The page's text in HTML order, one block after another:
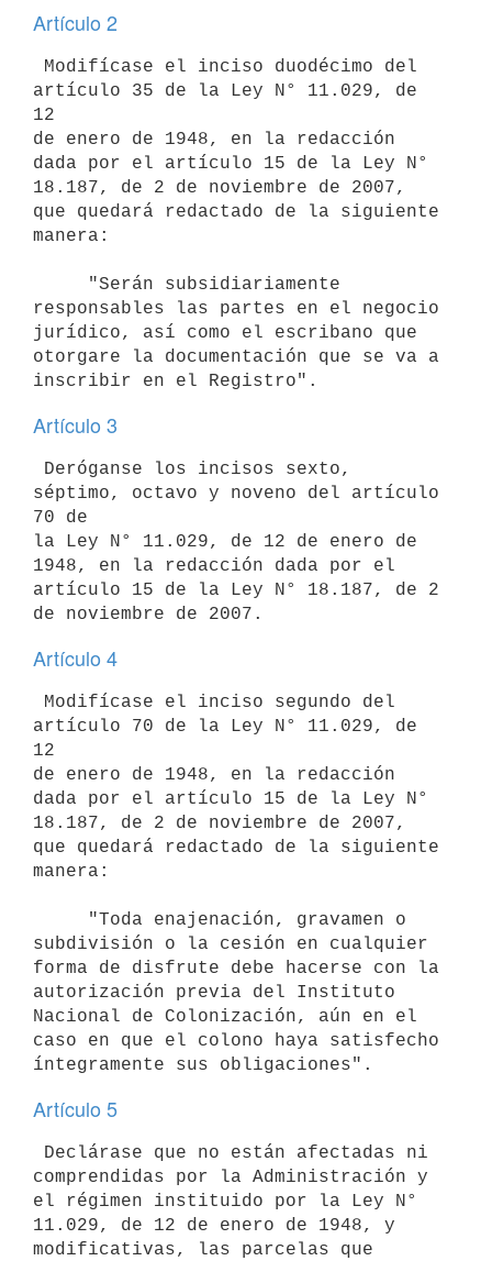
Artículo 2
artículo 35 de la Ley N° 11.029, de
12
de enero de 1948, en la redacción
dada por el artículo 15 de la Ley N°
18.187, de 2 de noviembre de 2007,
que quedará redactado de la siguiente
manera:
responsables las partes en el negocio
jurídico, así como el escribano que
otorgare la documentación que se va a
Artículo 3
séptimo, octavo y noveno del artículo
70 de
la Ley N° 11.029, de 12 de enero de
1948, en la redacción dada por el
artículo 15 de la Ley N° 18.187, de 2
Artículo 4
artículo 70 de la Ley N° 11.029, de
12
de enero de 1948, en la redacción
dada por el artículo 15 de la Ley N°
18.187, de 2 de noviembre de 2007,
que quedará redactado de la siguiente
manera:
subdivisión o la cesión en cualquier
forma de disfrute debe hacerse con la
autorización previa del Instituto
Nacional de Colonización, aún en el
caso en que el colono haya satisfecho
Artículo 5
comprendidas por la Administración y
el régimen instituido por la Ley N°
11.029, de 12 de enero de 1948, y
modificativas, las parcelas que